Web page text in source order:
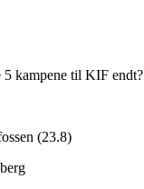
5 kampene til KIF endt?
(23.8)